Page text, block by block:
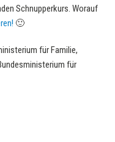
Schnupperkurs. Worauf
🙂
für Familie,
für